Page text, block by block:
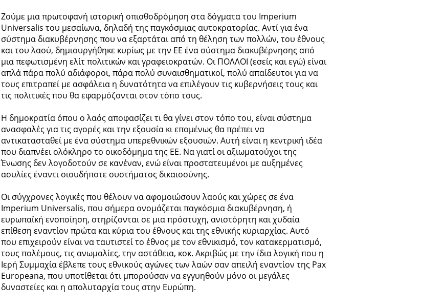
Ζούμε μια πρωτοφανή ιστορική οπισθοδρόμηση στα δόγματα του Imperium
Universalis του μεσαίωνα, δηλαδή της παγκόσμιας αυτοκρατορίας. Αντί για ένα
σύστημα διακυβέρνησης που να εξαρτάται από τη θέληση των πολλών, του έθνους
και του λαού, δημιουργήθηκε κυρίως με την ΕΕ ένα σύστημα διακυβέρνησης από
μια πεφωτισμένη ελίτ πολιτικών και γραφειοκρατών. Οι ΠΟΛΛΟΙ (εσείς και εγώ) είναι
απλά πάρα πολύ αδιάφοροι, πάρα πολύ συναισθηματικοί, πολύ απαίδευτοι για να
τους επιτραπεί με ασφάλεια η δυνατότητα να επιλέγουν τις κυβερνήσεις τους και
τις πολιτικές που θα εφαρμόζονται στον τόπο τους.
Η δημοκρατία όπου ο λαός αποφασίζει τι θα γίνει στον τόπο του, είναι σύστημα
ανασφαλές για τις αγορές και την εξουσία κι επομένως θα πρέπει να
αντικατασταθεί με ένα σύστημα υπερεθνικών εξουσιών. Αυτή είναι η κεντρική ιδέα
που διαπνέει ολόκληρο το οικοδόμημα της ΕΕ. Να γιατί οι αξιωματούχοι της
Ένωσης δεν λογοδοτούν σε κανέναν, ενώ είναι προστατευμένοι με αυξημένες
ασυλίες έναντι οιουδήποτε συστήματος δικαιοσύνης.
Οι σύγχρονες λογικές που θέλουν να αφομοιώσουν λαούς και χώρες σε ένα
Imperium Universalis, που σήμερα ονομάζεται παγκόσμια διακυβέρνηση, ή
ευρωπαϊκή ενοποίηση, στηρίζονται σε μια πρόστυχη, ανιστόρητη και χυδαία
επίθεση εναντίον πρώτα και κύρια του έθνους και της εθνικής κυριαρχίας. Αυτό
που επιχειρούν είναι να ταυτιστεί το έθνος με τον εθνικισμό, τον κατακερματισμό,
τους πολέμους, τις ανωμαλίες, την αστάθεια, κοκ. Ακριβώς με την ίδια λογική που η
Ιερή Συμμαχία έβλεπε τους εθνικούς αγώνες των λαών σαν απειλή εναντίον της Pax
Europeana, που υποτίθεται ότι μπορούσαν να εγγυηθούν μόνο οι μεγάλες
δυναστείες και η απολυταρχία τους στην Ευρώπη.